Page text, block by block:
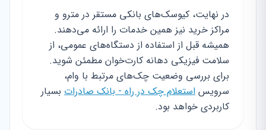
در نهایت، کیوسک‌های بانکی مستقر در مترو و
مراکز خرید نیز همین خدمات را ارائه می‌دهند.
همیشه قبل از استفاده از دستگاه‌های عمومی، از
سلامت فیزیکی دهانه کارت‌خوان مطمئن شوید.
برای بررسی وضعیت چک‌های مرتبط با وام،
سرویس استعلام چک در راه - بانک صادرات بسیار
کاربردی خواهد بود.